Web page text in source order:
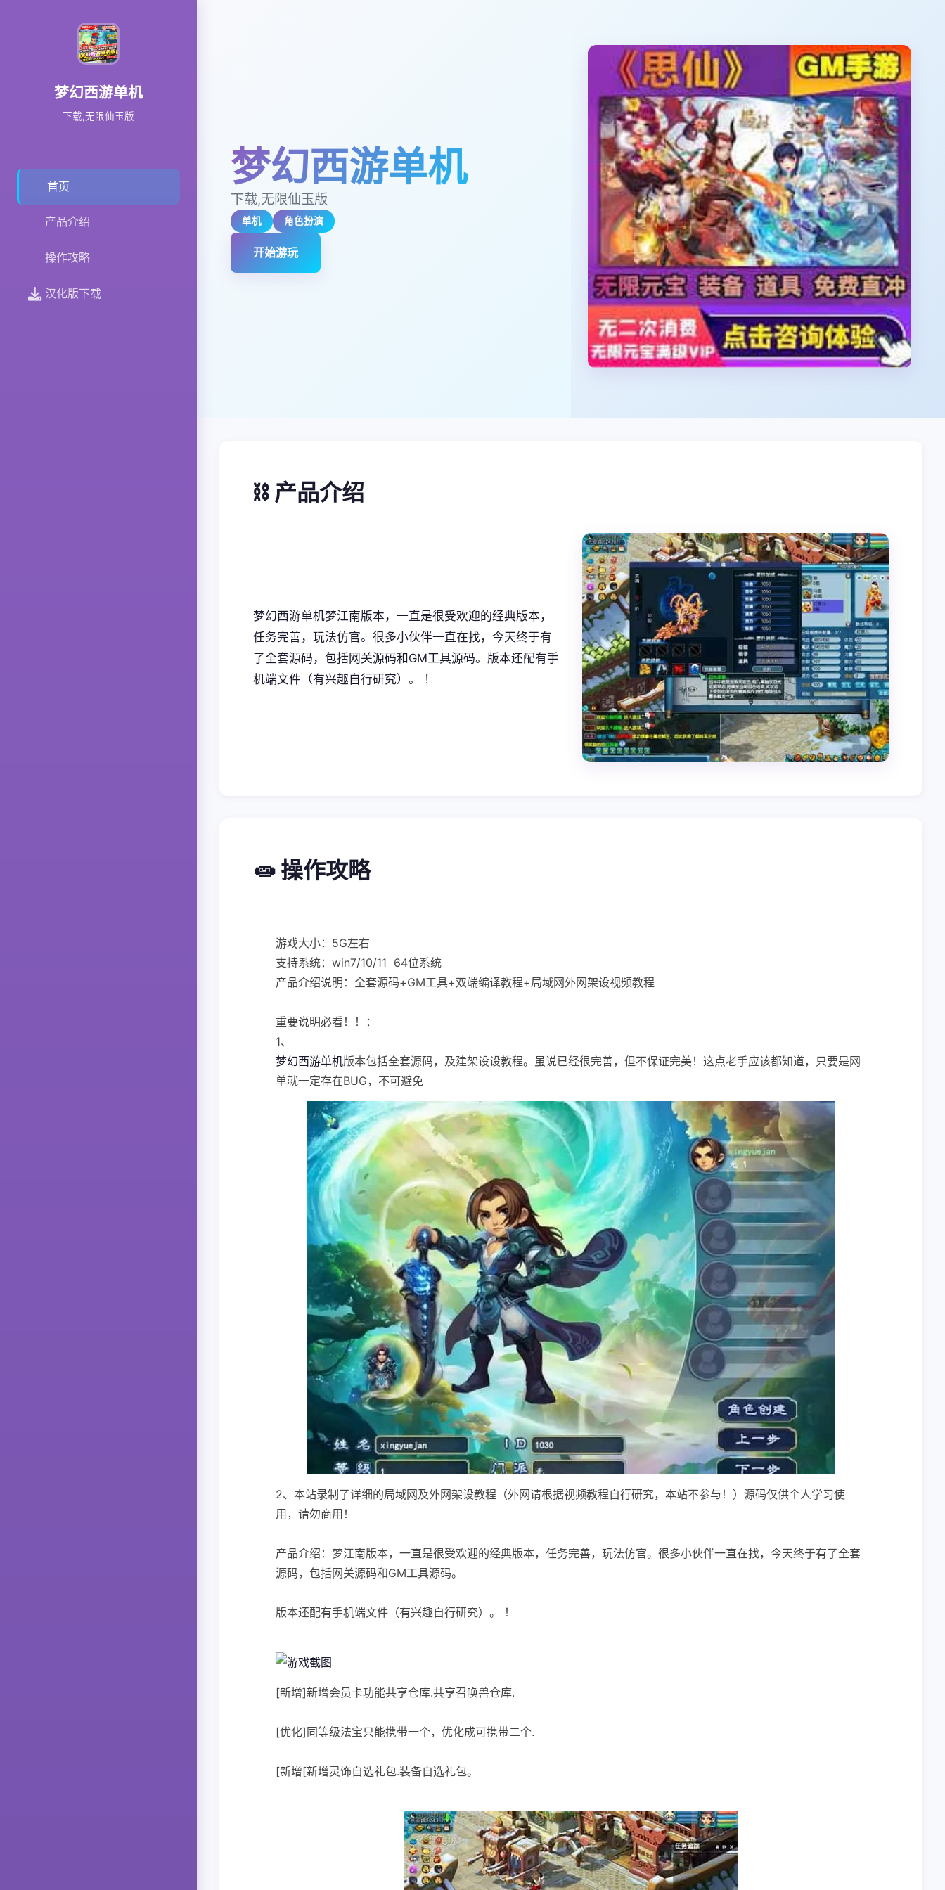
梦幻西游单机
下载,无限仙玉版
首页
产品介绍
操作攻略
汉化版下载
梦幻西游单机
下载,无限仙玉版
单机 角色扮演
开始游玩
⛓️ 产品介绍
梦幻西游单机梦江南版本，一直是很受欢迎的经典版本，
任务完善，玩法仿官。很多小伙伴一直在找，今天终于有
了全套源码，包括网关源码和GM工具源码。版本还配有手
机端文件（有兴趣自行研究）。 ！
🧫 操作攻略
游戏大小：5G左右
支持系统：win7/10/11 64位系统
产品介绍说明：全套源码+GM工具+双端编译教程+局域网外网架设视频教程
重要说明必看！！：
1、
梦幻西游单机版本包括全套源码，及建架设设教程。虽说已经很完善，但不保证完美！这点老手应该都知道，只要是网
单就一定存在BUG，不可避免
2、本站录制了详细的局域网及外网架设教程（外网请根据视频教程自行研究，本站不参与！）源码仅供个人学习使
用，请勿商用！
产品介绍：梦江南版本，一直是很受欢迎的经典版本，任务完善，玩法仿官。很多小伙伴一直在找，今天终于有了全套
源码，包括网关源码和GM工具源码。
版本还配有手机端文件（有兴趣自行研究）。 ！
[新增]新增会员卡功能共享仓库.共享召唤兽仓库.
[优化]同等级法宝只能携带一个，优化成可携带二个.
[新增[新增灵饰自选礼包.装备自选礼包。